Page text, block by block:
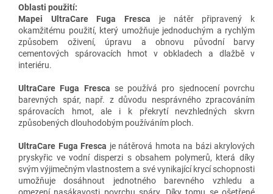
Oblasti použití:
Mapei UltraCare Fuga Fresca je nátěr připravený k
okamžitému použití, který umožňuje jednoduchým a rychlým
způsobem oživení, úpravu a obnovu původní barvy
cementových spárovacích hmot v obkladech a dlažbě v
interiéru.
UltraCare Fuga Fresca se používá pro sjednocení povrchu
barevných spár, např. z důvodu nesprávného zpracováním
spárovacích hmot, ale i k překrytí nevzhledných skvrn
způsobených dlouhodobým používáním ploch.
UltraCare Fuga Fresca je nátěrová hmota na bázi akrylových
pryskyřic ve vodní disperzi s obsahem polymerů, která díky
svým výjimečným vlastnostem a své vynikající krycí schopnosti
umožňuje dosáhnout jednotného barevného vzhledu a